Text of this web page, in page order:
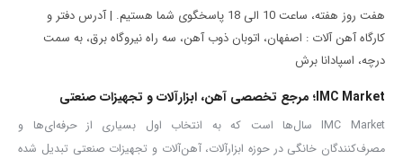
هفت روز هفته، ساعت 10 الی 18 پاسخگوی شما هستیم. | آدرس دفتر و
کارگاه آهن آلات : اصفهان، اتوبان ذوب آهن، سه راه نیروگاه برق، به سمت
درچه، اسپادانا برش
IMC Market؛ مرجع تخصصی آهن، ابزارآلات و تجهیزات صنعتی
IMC Market سال‌ها است که به انتخاب اول بسیاری از حرفه‌ای‌ها و
مصرف‌کنندگان خانگی در حوزه ابزارآلات، آهن‌آلات و تجهیزات صنعتی تبدیل شده